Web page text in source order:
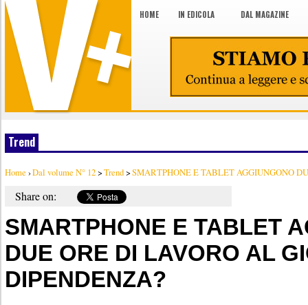
HOME IN EDICOLA DAL MAGAZINE
Trend
Home ›Dal volume N° 12>Trend>SMARTPHONE E TABLET AGGIUNGONO
Share on:
SMARTPHONE E TABLET
DUE ORE DI LAVORO AL
DIPENDENZA?